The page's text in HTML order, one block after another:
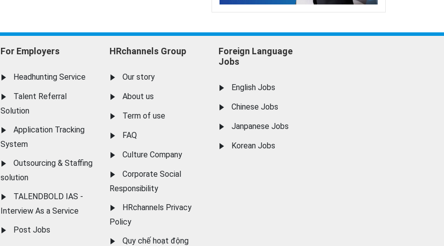
For Employers
Headhunting Service
Talent Referral
Solution
Application Tracking
System
Outsourcing & Staffing
solution
TALENDBOLD IAS -
Interview As a Service
Post Jobs
HRchannels Group
Our story
About us
Term of use
FAQ
Culture Company
Corporate Social
Responsibility
HRchannels Privacy
Policy
Quy chế hoạt động
Foreign Language
Jobs
English Jobs
Chinese Jobs
Janpanese Jobs
Korean Jobs